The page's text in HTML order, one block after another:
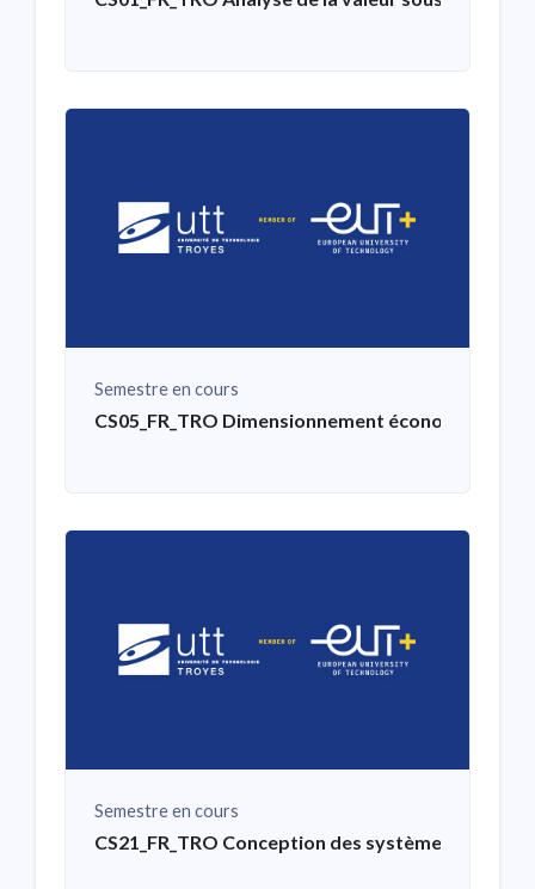
Semestre en cours
CS05_FR_TRO Dimensionnement économique
Semestre en cours
CS21_FR_TRO Conception des systèmes